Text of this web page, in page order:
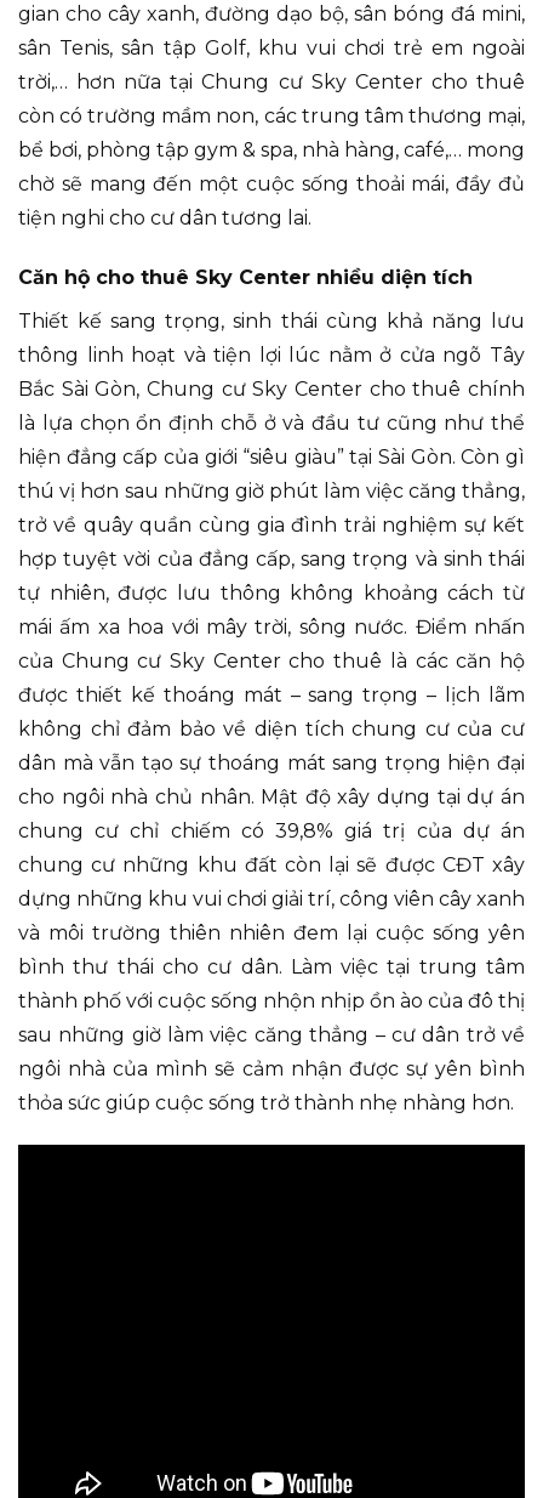
gian cho cây xanh, đường dạo bộ, sân bóng đá mini,
sân Tenis, sân tập Golf, khu vui chơi trẻ em ngoài
trời,… hơn nữa tại Chung cư Sky Center cho thuê
còn có trường mầm non, các trung tâm thương mại,
bể bơi, phòng tập gym & spa, nhà hàng, café,… mong
chờ sẽ mang đến một cuộc sống thoải mái, đầy đủ
tiện nghi cho cư dân tương lai.
Căn hộ cho thuê Sky Center nhiều diện tích
Thiết kế sang trọng, sinh thái cùng khả năng lưu
thông linh hoạt và tiện lợi lúc nằm ở cửa ngõ Tây
Bắc Sài Gòn, Chung cư Sky Center cho thuê chính
là lựa chọn ổn định chỗ ở và đầu tư cũng như thể
hiện đẳng cấp của giới “siêu giàu” tại Sài Gòn. Còn gì
thú vị hơn sau những giờ phút làm việc căng thẳng,
trở về quây quần cùng gia đình trải nghiệm sự kết
hợp tuyệt vời của đẳng cấp, sang trọng và sinh thái
tự nhiên, được lưu thông không khoảng cách từ
mái ấm xa hoa với mây trời, sông nước. Điểm nhấn
của Chung cư Sky Center cho thuê là các căn hộ
được thiết kế thoáng mát – sang trọng – lịch lãm
không chỉ đảm bảo về diện tích chung cư của cư
dân mà vẫn tạo sự thoáng mát sang trọng hiện đại
cho ngôi nhà chủ nhân. Mật độ xây dựng tại dự án
chung cư chỉ chiếm có 39,8% giá trị của dự án
chung cư những khu đất còn lại sẽ được CĐT xây
dựng những khu vui chơi giải trí, công viên cây xanh
và môi trường thiên nhiên đem lại cuộc sống yên
bình thư thái cho cư dân. Làm việc tại trung tâm
thành phố với cuộc sống nhộn nhịp ồn ào của đô thị
sau những giờ làm việc căng thẳng – cư dân trở về
ngôi nhà của mình sẽ cảm nhận được sự yên bình
thỏa sức giúp cuộc sống trở thành nhẹ nhàng hơn.